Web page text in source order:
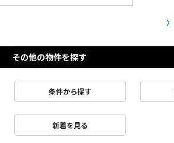
その他の物件を探す
条件から探す
新着を見る